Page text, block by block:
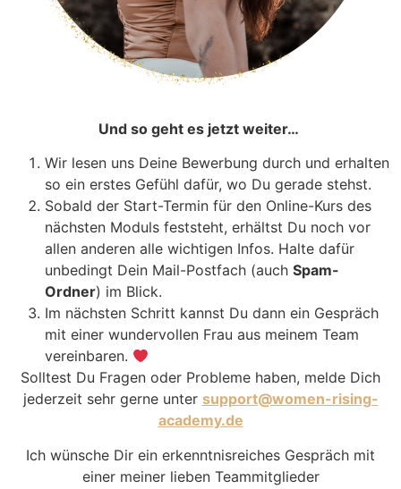
Und so geht es jetzt weiter…
Wir lesen uns Deine Bewerbung durch und erhalten
so ein erstes Gefühl dafür, wo Du gerade stehst.
Sobald der Start-Termin für den Online-Kurs des
nächsten Moduls feststeht, erhältst Du noch vor
allen anderen alle wichtigen Infos. Halte dafür
unbedingt Dein Mail-Postfach (auch Spam-
Ordner) im Blick.
Im nächsten Schritt kannst Du dann ein Gespräch
mit einer wundervollen Frau aus meinem Team
vereinbaren.
Solltest Du Fragen oder Probleme haben, melde Dich
jederzeit sehr gerne unter support@women-rising-
academy.de
Ich wünsche Dir ein erkenntnisreiches Gespräch mit
einer meiner lieben Teammitglieder